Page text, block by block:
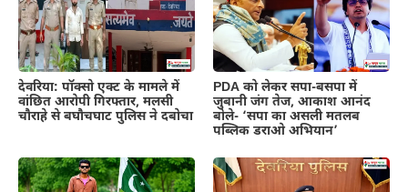
देवरिया: पॉक्सो एक्ट के मामले में
वांछित आरोपी गिरफ्तार, मलसी
चौराहे से बघौचघाट पुलिस ने दबोचा
PDA को लेकर सपा-बसपा में
जुबानी जंग तेज, आकाश आनंद
बोले- ‘सपा का असली मतलब
पब्लिक डराओ अभियान’